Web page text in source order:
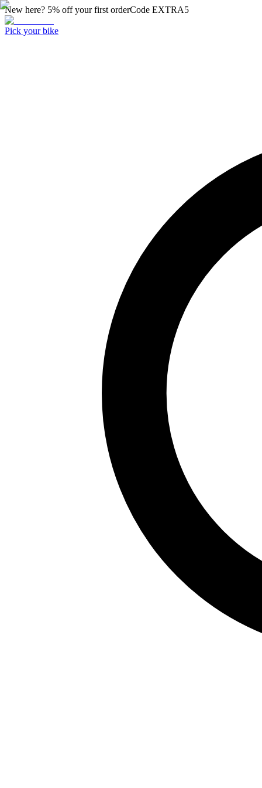
New here? 5% off your first orderCode EXTRA5
Pick your bike